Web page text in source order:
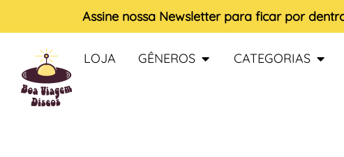
Assine nossa Newsletter para ficar por
LOJA GÊNEROS CATEGORIAS